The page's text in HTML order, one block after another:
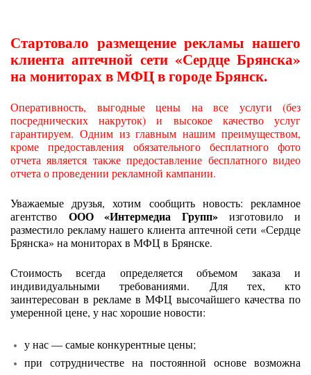
Стартовало размещение рекламы нашего
клиента аптечной сети «Сердце Брянска»
на мониторах в МФЦ в городе Брянск.
Оперативность, выгодные цены на все услуги (без
посреднических накруток) и высокое качество услуг
гарантируем. Одним из главным нашим преимуществом,
кроме предоставления обязательного бесплатного фото
отчета является также предоставление бесплатного видео
отчета о проведении рекламной кампании.
Уважаемые друзья, хотим сообщить новость: рекламное
агентство ООО «Интермедиа Групп»изготовило и
разместило рекламу нашего клиента аптечной сети «Сердце
Брянска» на мониторах в МФЦ в Брянске.
Стоимость всегда определяется объемом заказа и
индивидуальными требованиями. Для тех, кто
заинтересован в рекламе в МФЦ высочайшего качества по
умеренной цене, у нас хорошие новости:
у нас — самые конкурентные цены;
при сотрудничестве на постоянной основе возможна